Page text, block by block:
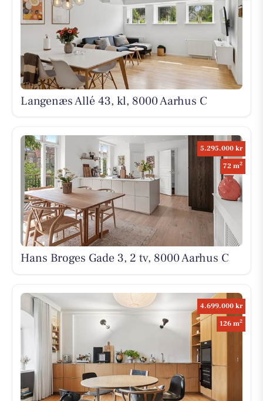
Langenæs Allé 43, kl, 8000 Aarhus C
5.295.000 kr
72 m2
Hans Broges Gade 3, 2 tv, 8000 Aarhus C
4.699.000 kr
126 m2